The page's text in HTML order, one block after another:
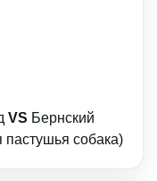
VS Бернский
пастушья собака)